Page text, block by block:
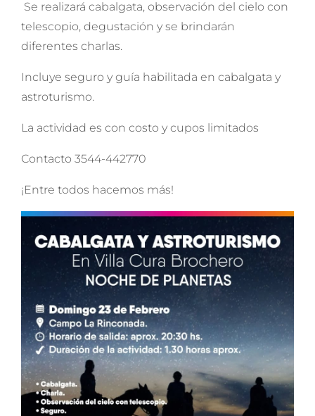
Se realizará cabalgata, observación del cielo con
telescopio, degustación y se brindarán
diferentes charlas.
Incluye seguro y guía habilitada en cabalgata y
astroturismo.
La actividad es con costo y cupos limitados
Contacto 3544-442770
¡Entre todos hacemos más!